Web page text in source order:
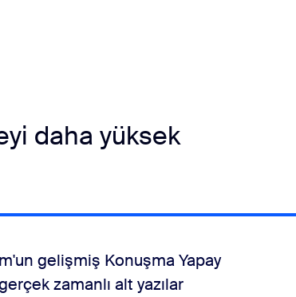
daha yüksek
gelişmiş Konuşma Yapay
zamanlı alt yazılar